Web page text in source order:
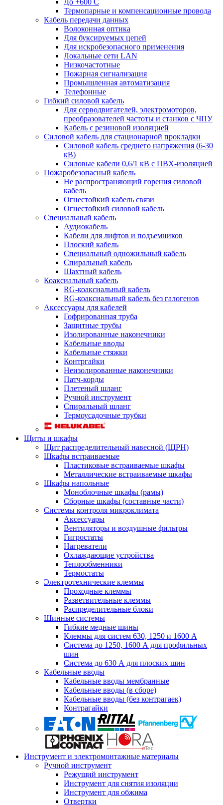
До +600 С
Термопарные и компенсационные провода
Кабель передачи данных
Волоконная оптика
Для буксируемых цепей
Для искробезопасного применения
Локальные сети LAN
Низкочастотные
Пожарная сигнализация
Промышленная автоматизация
Телефонные
Гибкий силовой кабель
Для серводвигателей, электромоторов,
преобразователей частоты и станков с ЧПУ
Кабель с резиновой изоляцией
Силовой кабель для стационарной прокладки
Силовой кабель среднего напряжения (6-30
кВ)
Силовые кабели 0,6/1 кВ с ПВХ-изоляцией
Пожаробезопасный кабель
Не распространяющий горения силовой
кабель
Огнестойкий кабель связи
Огнестойкий силовой кабель
Специальный кабель
Аудиокабель
Кабели для лифтов и подъемников
Плоский кабель
Специальный одножильный кабель
Спиральный кабель
Шахтный кабель
Коаксиальный кабель
RG-коаксиальный кабель
RG-коаксиальный кабель без галогенов
Аксессуары для кабелей
Гофрированная труба
Защитные трубы
Изолированные наконечники
Кабельные вводы
Кабельные стяжки
Контргайки
Неизолированные наконечники
Патч-корды
Плетеный шланг
Ручной инструмент
Спиральный шланг
Термоусадочные трубки
Щиты и шкафы
Щит распределительный навесной (ЩРН)
Шкафы встраиваемые
Пластиковые встраиваемые шкафы
Металлические встраиваемые шкафы
Шкафы напольные
Моноблочные шкафы (рамы)
Сборные шкафы (составные части)
Системы контроля микроклимата
Аксессуары
Вентиляторы и воздушные фильтры
Гигростаты
Нагреватели
Охлаждающие устройства
Теплообменники
Термостаты
Электротехнические клеммы
Проходные клеммы
Разветвительные клеммы
Распределительные блоки
Шинные системы
Гибкие медные шины
Клеммы для систем 630, 1250 и 1600 А
Система до 1250, 1600 А для профильных
шин
Система до 630 А для плоских шин
Кабельные вводы
Кабельные вводы мембранные
Кабельные вводы (в сборе)
Кабельные вводы (без контрагаек)
Контрагайки
Инструмент и электромонтажные материалы
Ручной инструмент
Режущий инструмент
Инструмент для снятия изоляции
Инструмент для обжима
Отвертки